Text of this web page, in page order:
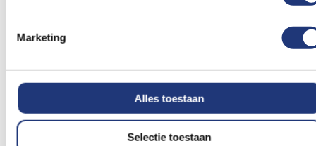
Marketing
Alles toestaan
Selectie toestaan
Vlag Almere kopen?